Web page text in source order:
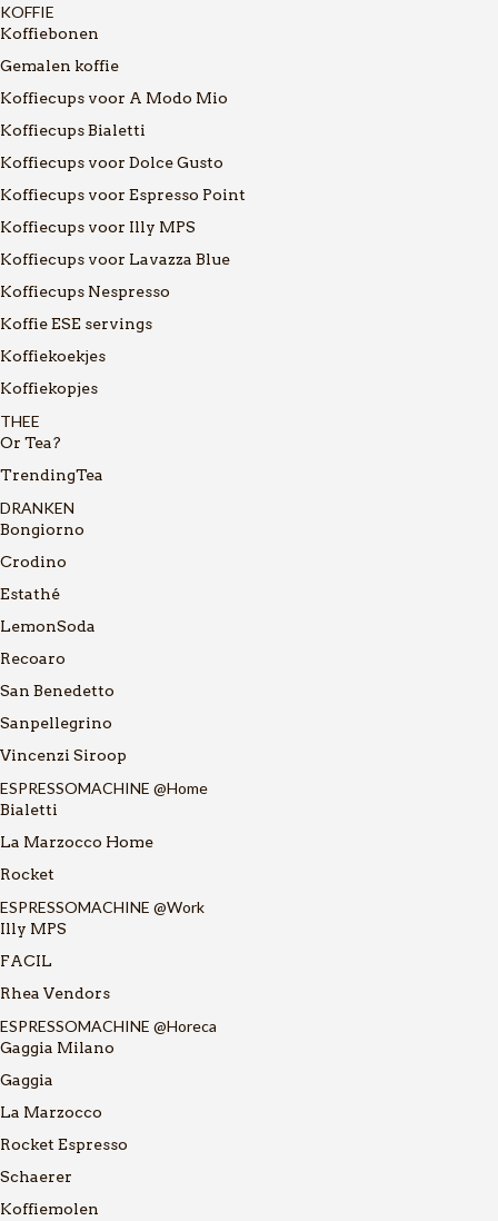
KOFFIE
Koffiebonen
Gemalen koffie
Koffiecups voor A Modo Mio
Koffiecups Bialetti
Koffiecups voor Dolce Gusto
Koffiecups voor Espresso Point
Koffiecups voor Illy MPS
Koffiecups voor Lavazza Blue
Koffiecups Nespresso
Koffie ESE servings
Koffiekoekjes
Koffiekopjes
THEE
Or Tea?
TrendingTea
DRANKEN
Bongiorno
Crodino
Estathé
LemonSoda
Recoaro
San Benedetto
Sanpellegrino
Vincenzi Siroop
ESPRESSOMACHINE @Home
Bialetti
La Marzocco Home
Rocket
ESPRESSOMACHINE @Work
Illy MPS
FACIL
Rhea Vendors
ESPRESSOMACHINE @Horeca
Gaggia Milano
Gaggia
La Marzocco
Rocket Espresso
Schaerer
Koffiemolen